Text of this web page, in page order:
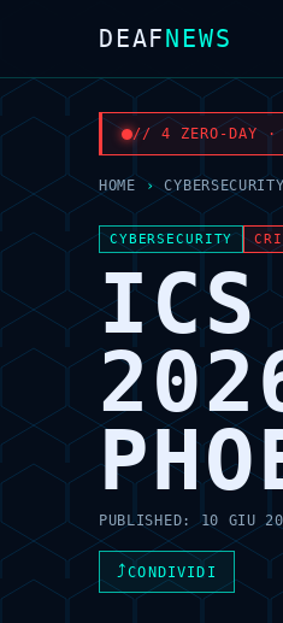
DEAFNEWS
// 4 ZERO-DAY ·
HOME ›
CYBERSECURITY
ICS
PUBLISHED:10 GIU
⤴CONDIVIDI